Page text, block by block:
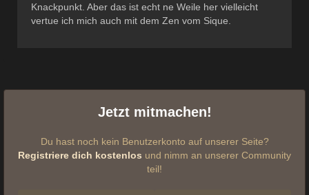
Knackpunkt. Aber das ist echt ne Weile her vielleicht
vertue ich mich auch mit dem Zen vom Sique.
Jetzt mitmachen!
Du hast noch kein Benutzerkonto auf unserer Seite?
Registriere dich kostenlos und nimm an unserer Community
teil!